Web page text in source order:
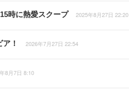
時に熱愛スクープ 2025年8月27日 22:20
！ 2026年7月27日 22:54
8月7日 8:10